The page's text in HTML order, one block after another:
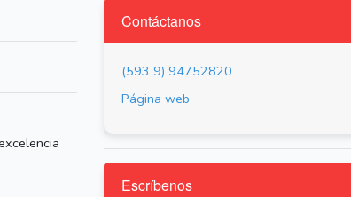
Contáctanos
(593 9) 94752820
Página web
Escríbenos